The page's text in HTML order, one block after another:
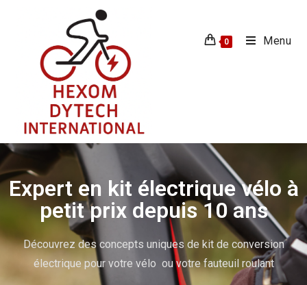
0 Menu
Expert en kit électrique vélo à
petit prix depuis 10 ans
Découvrez des concepts uniques de kit de conversion
électrique pour votre vélo ou votre fauteuil roulant